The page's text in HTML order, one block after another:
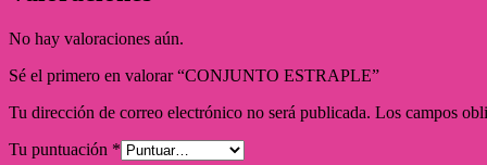
No hay valoraciones aún.
Sé el primero en valorar “CONJUNTO ESTRAPLE”
Tu dirección de correo electrónico no será publicada. Los campos
Tu puntuación *